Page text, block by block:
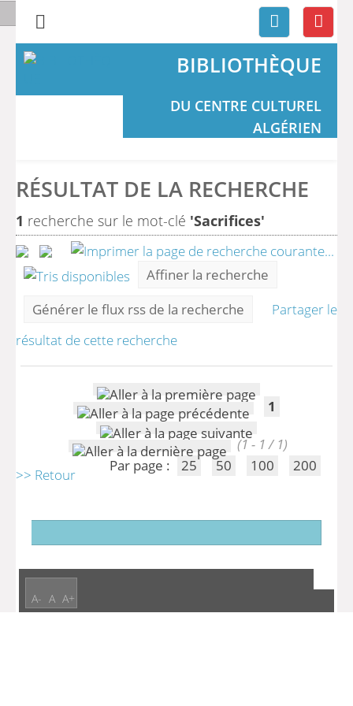
BIBLIOTHÈQUE
DU CENTRE CULTUREL
ALGÉRIEN
RÉSULTAT DE LA RECHERCHE
1 recherche sur le mot-clé 'Sacrifices'
Affiner la recherche
Générer le flux rss de la recherche
Partager le
résultat de cette recherche
1
(1 - 1 / 1)
Par page :
25 50 100 200
>> Retour
A- A A+